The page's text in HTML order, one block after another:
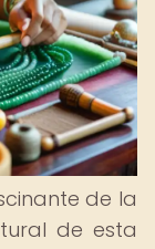
de la
de esta